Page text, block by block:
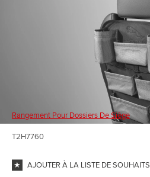
Rangement Pour Dossiers De Siège
T2H7760
AJOUTER À LA LISTE DE SOUHAITS